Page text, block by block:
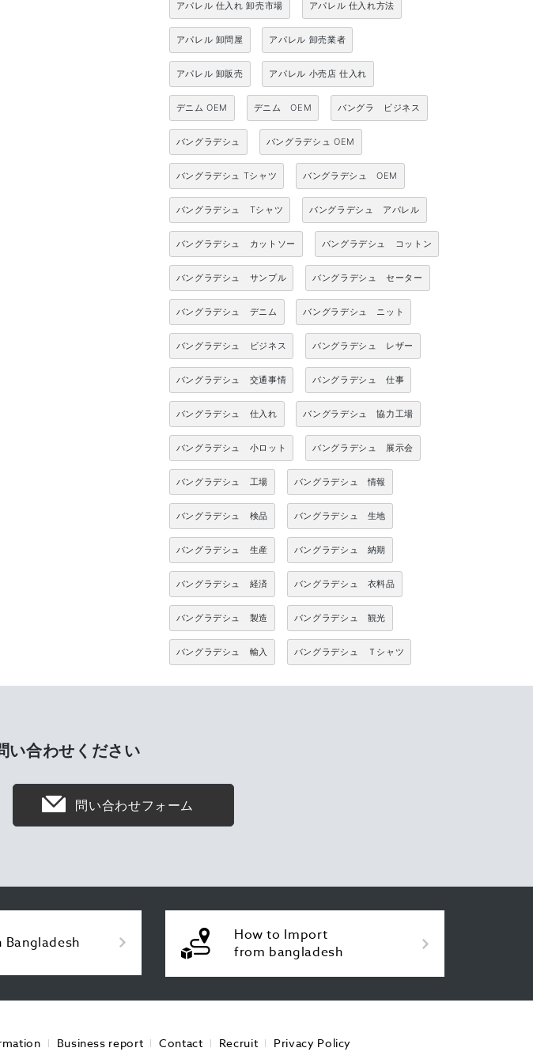
アパレル 仕入れ 卸売市場 アパレル 仕入れ方法
アパレル 卸問屋 アパレル 卸売業者
アパレル 卸販売 アパレル 小売店 仕入れ
デニム OEM デニム OEM バングラ ビジネス
バングラデシュ バングラデシュ OEM
バングラデシュ Tシャツ バングラデシュ OEM
バングラデシュ Tシャツ バングラデシュ アパレル
バングラデシュ カットソー バングラデシュ コットン
バングラデシュ サンプル バングラデシュ セーター
バングラデシュ デニム バングラデシュ ニット
バングラデシュ ビジネス バングラデシュ レザー
バングラデシュ 交通事情 バングラデシュ 仕事
バングラデシュ 仕入れ バングラデシュ 協力工場
バングラデシュ 小ロット バングラデシュ 展示会
バングラデシュ 工場 バングラデシュ 情報
バングラデシュ 検品 バングラデシュ 生地
バングラデシュ 生産 バングラデシュ 納期
バングラデシュ 経済 バングラデシュ 衣料品
バングラデシュ 製造 バングラデシュ 観光
バングラデシュ 輸入 バングラデシュ Ｔシャツ
い合わせください
問い合わせフォーム
Bangladesh
How to Import
from bangladesh
Business report Contact Recruit Privacy Policy